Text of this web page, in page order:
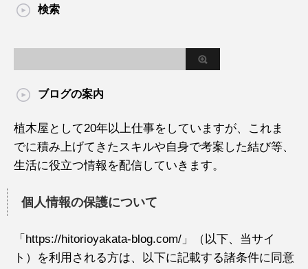
検索
ブログの案内
植木屋として20年以上仕事をしていますが、これま
でに積み上げてきたスキルや自身で考案した結び等、
生活に役立つ情報を配信していきます。
個人情報の保護について
「https://hitorioyakata-blog.com/」（以下、当サイ
ト）を利用される方は、以下に記載する諸条件に同意